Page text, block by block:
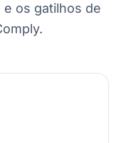
e os gatilhos de